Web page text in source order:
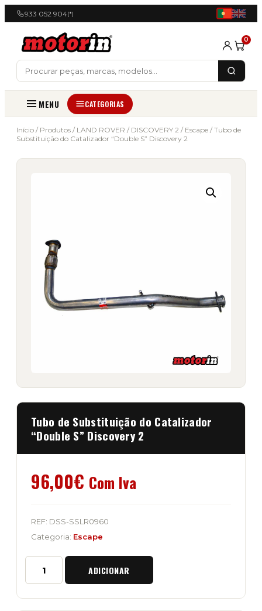
933 052 904(*)
0
MENU CATEGORIAS
Início / Produtos / LAND ROVER / DISCOVERY 2 / Escape / Tubo de
Substituição do Catalizador “Double S” Discovery 2
Tubo de Substituição do Catalizador
“Double S” Discovery 2
96,00€ Com Iva
REF: DSS-SSLR0960
Categoria: Escape
Quantidade
Tubo
ADICIONAR